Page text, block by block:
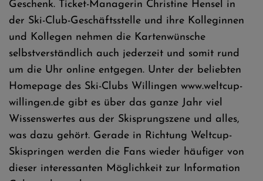
Geschenk. Ticket-Managerin Christine Hensel in
der Ski-Club-Geschäftsstelle und ihre Kolleginnen
und Kollegen nehmen die Kartenwünsche
selbstverständlich auch jederzeit und somit rund
um die Uhr online entgegen. Unter der beliebten
Homepage des Ski-Clubs Willingen www.weltcup-
willingen.de gibt es über das ganze Jahr viel
Wissenswertes aus der Skisprungszene und alles,
was dazu gehört. Gerade in Richtung Weltcup-
Skispringen werden die Fans wieder häufiger von
dieser interessanten Möglichkeit zur Information